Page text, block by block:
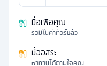
มื้อเพื่อคุณ
รวมในค่าทัวร์แล้ว
มื้ออิสระ
หาทานได้ตามใจคุณ